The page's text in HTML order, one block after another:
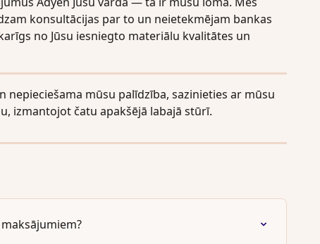
konsultācijas par to un neietekmējam bankas
no Jūsu iesniegto materiālu kvalitātes un
nepieciešama mūsu palīdzība, sazinieties ar mūsu
izmantojot čatu apakšējā labajā stūrī.